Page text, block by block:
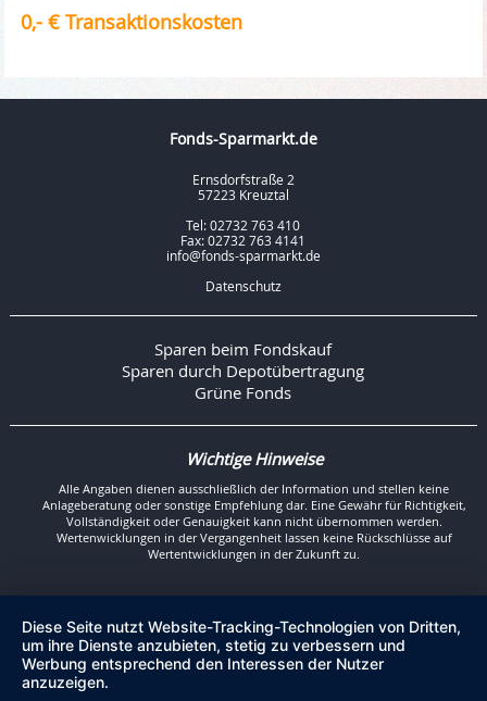
0,- € Transaktionskosten
Fonds-Sparmarkt.de
Ernsdorfstraße 2
57223 Kreuztal
Tel: 02732 763 410
Fax: 02732 763 4141
info@fonds-sparmarkt.de
Datenschutz
Sparen beim Fondskauf
Sparen durch Depotübertragung
Grüne Fonds
Wichtige Hinweise
Alle Angaben dienen ausschließlich der Information und stellen keine
Anlageberatung oder sonstige Empfehlung dar. Eine Gewähr für Richtigkeit,
Vollständigkeit oder Genauigkeit kann nicht übernommen werden.
Wertenwicklungen in der Vergangenheit lassen keine Rückschlüsse auf
Wertentwicklungen in der Zukunft zu.
Diese Seite nutzt Website-Tracking-Technologien von Dritten,
um ihre Dienste anzubieten, stetig zu verbessern und
Werbung entsprechend den Interessen der Nutzer
anzuzeigen.